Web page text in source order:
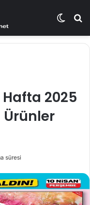
Dış
Hafta 2025
Ürünler
süresi